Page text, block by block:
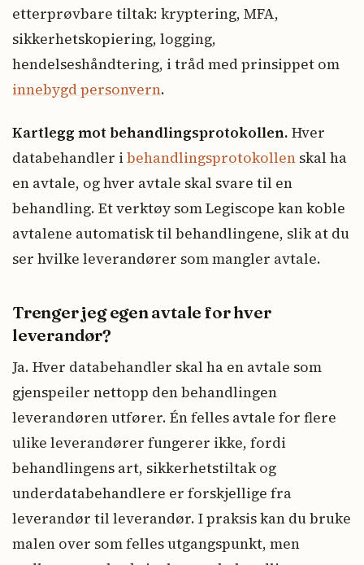
etterprøvbare tiltak: kryptering, MFA,
sikkerhetskopiering, logging,
hendelseshåndtering, i tråd med prinsippet om
innebygd personvern.
Kartlegg mot behandlingsprotokollen. Hver
databehandler ibehandlingsprotokollen skal ha
en avtale, og hver avtale skal svare til en
behandling. Et verktøy som Legiscope kan koble
avtalene automatisk til behandlingene, slik at du
ser hvilke leverandører som mangler avtale.
Trenger jeg egen avtale for hver
leverandør?
Ja. Hver databehandler skal ha en avtale som
gjenspeiler nettopp den behandlingen
leverandøren utfører. Én felles avtale for flere
ulike leverandører fungerer ikke, fordi
behandlingens art, sikkerhetstiltak og
underdatabehandlere er forskjellige fra
leverandør til leverandør. I praksis kan du bruke
malen over som felles utgangspunkt, men